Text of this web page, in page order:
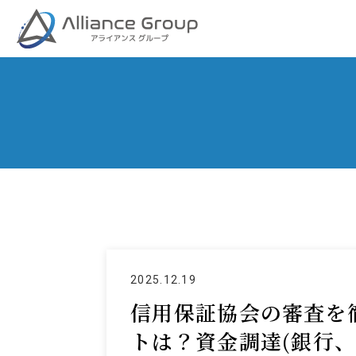
2025.12.19
信用保証協会の審査
トは？資金調達(銀行